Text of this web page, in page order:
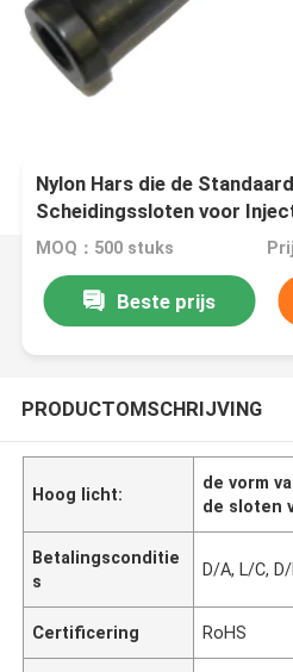
Nylon Hars die de
Scheidingssloten voor
MOQ：500 stuks
Beste prijs
PRODUCTOMSCHRIJVING
Hoog licht:
de vorm
de sloten
Betalingsconditie
s
D/A, L/C,
Certificering RoHS